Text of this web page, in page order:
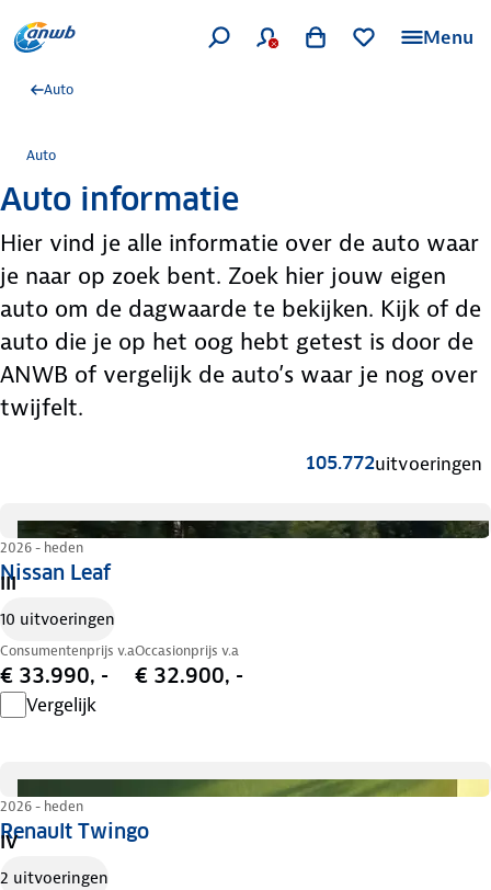
Menu
Auto
Auto
Auto informatie
Hier vind je alle informatie over de auto waar
je naar op zoek bent. Zoek hier jouw eigen
auto om de dagwaarde te bekijken. Kijk of de
auto die je op het oog hebt getest is door de
ANWB of vergelijk de auto’s waar je nog over
twijfelt.
105.772uitvoeringen
Nissan Leaf
2026 - heden
III
10 uitvoeringen
Consumentenprijs v.a
€ 33.990, -
Occasionprijs v.a
€ 32.900, -
Vergelijk
Renault Twingo
2026 - heden
IV
2 uitvoeringen